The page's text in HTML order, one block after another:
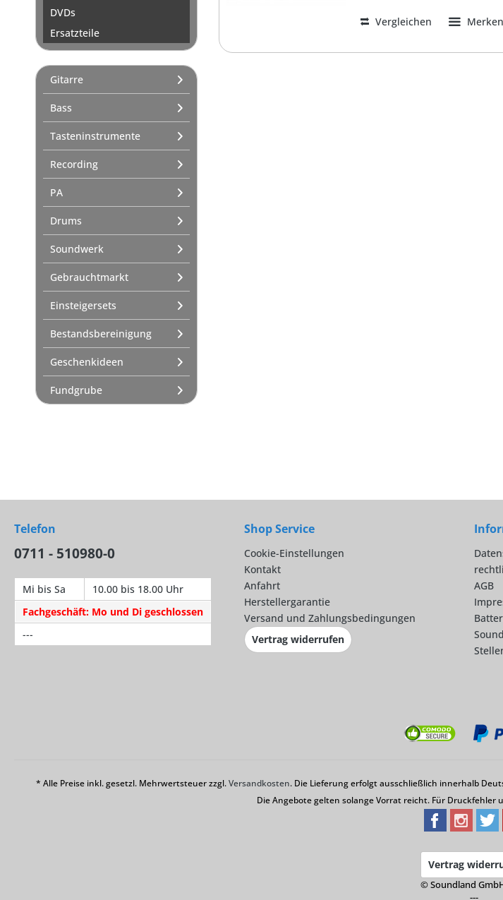
DVDs
Ersatzteile
Gitarre
Bass
Tasteninstrumente
Recording
PA
Drums
Soundwerk
Gebrauchtmarkt
Einsteigersets
Bestandsbereinigung
Geschenkideen
Fundgrube
Vergleichen Merken
Telefon
0711 - 510980-0
Mi bis Sa
10.00 bis 18.00 Uhr
Fachgeschäft: Mo und Di geschlossen
---
Shop Service
Cookie-Einstellungen
Kontakt
Anfahrt
Herstellergarantie
Versand und Zahlungsbedingungen
Vertrag widerrufen
AGB
* Alle Preise inkl. gesetzl. Mehrwertsteuer zzgl.Versandkosten. Die Lieferung erfolgt ausschließlich innerhalb
Die Angebote gelten solange Vorrat reicht. Für
Vertrag
© Soundland
---